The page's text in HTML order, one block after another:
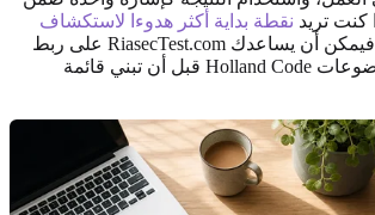
كنت تريد نقطة بداية أكثر هدوءا لاستكشاف
، فيمكن أن يساعدك RiasecTest.com على ربط
تفضيلات العمل بموضوعات Holland Code قبل أن تبني قائمة